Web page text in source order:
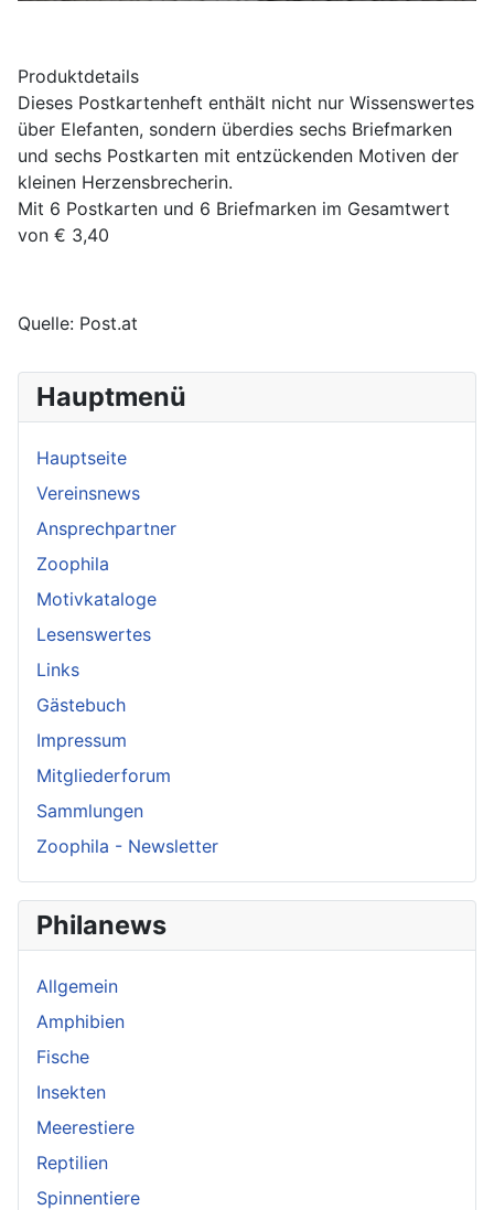
Hauptmenü
Hauptseite
Vereinsnews
Ansprechpartner
Zoophila
Motivkataloge
Lesenswertes
Links
Gästebuch
Impressum
Mitgliederforum
Sammlungen
Zoophila - Newsletter
Philanews
Allgemein
Amphibien
Fische
Insekten
Meerestiere
Reptilien
Spinnentiere
Produktdetails
Dieses Postkartenheft enthält nicht nur Wissenswertes
über Elefanten, sondern überdies sechs Briefmarken
und sechs Postkarten mit entzückenden Motiven der
kleinen Herzensbrecherin.
Mit 6 Postkarten und 6 Briefmarken im Gesamtwert
von € 3,40
Quelle: Post.at